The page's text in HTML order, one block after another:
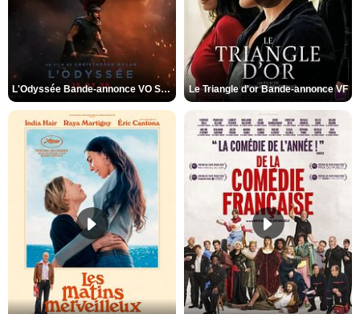
L'Odyssée Bande-annonce VO STFR Le Triangle d'or Bande-annonce VF